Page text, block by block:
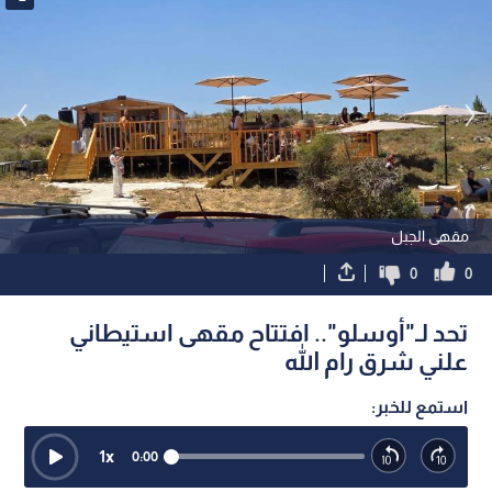
مقهى الجبل
0
0
تحد لـ"أوسلو".. افتتاح مقهى استيطاني
علني شرق رام الله
استمع للخبر:
0:00
1x